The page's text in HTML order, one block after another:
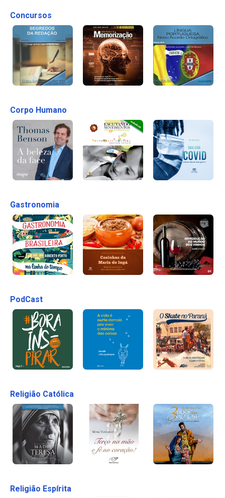
Concursos
Corpo Humano
Gastronomia
PodCast
Religião Católica
Religião Espírita